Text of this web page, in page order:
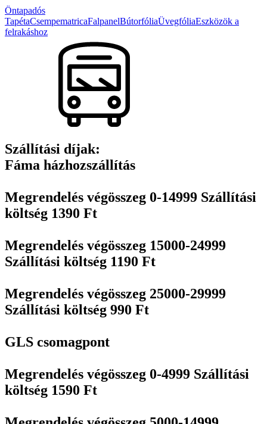
van.
A
a
Öntapadós
TapétaCsempematricaFalpanelBútorfóliaÜvegfóliaEszközök a
felrakáshoz
Szállítási díjak:
Fáma házhozszállítás
Megrendelés végösszeg 0-14999 Szállítási
költség 1390 Ft
Megrendelés végösszeg 15000-24999
Szállítási költség 1190 Ft
Megrendelés végösszeg 25000-29999
Szállítási költség 990 Ft
GLS csomagpont
Megrendelés végösszeg 0-4999 Szállítási
költség 1590 Ft